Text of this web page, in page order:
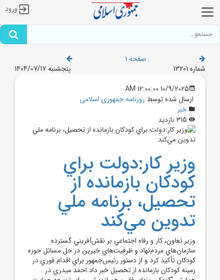
ورود
صفحه 1
شماره 13201
پنجشنبه 1404/07/17
10/9/2025 12:00:00 AM
ارسال شده توسط روزنامه جمهوری اسلامی
خبر
وزير کار:دولت براي
کودکان بازمانده از
تحصيل، برنامه ملي
تدوين مي‌کند
وزير تعاون، کار و رفاه اجتماعي بر نقش‌آفريني گسترده
سازمان‌هاي مردم‌نهاد و ظرفيت‌هاي خيرين در حل مسائل حوزه
کودکان تأکيد کرد و از دستور رئيس‌جمهور براي اقدام فوري در
زمينه کودکان بازمانده از تحصيل خبر داد.احمد ميدري در